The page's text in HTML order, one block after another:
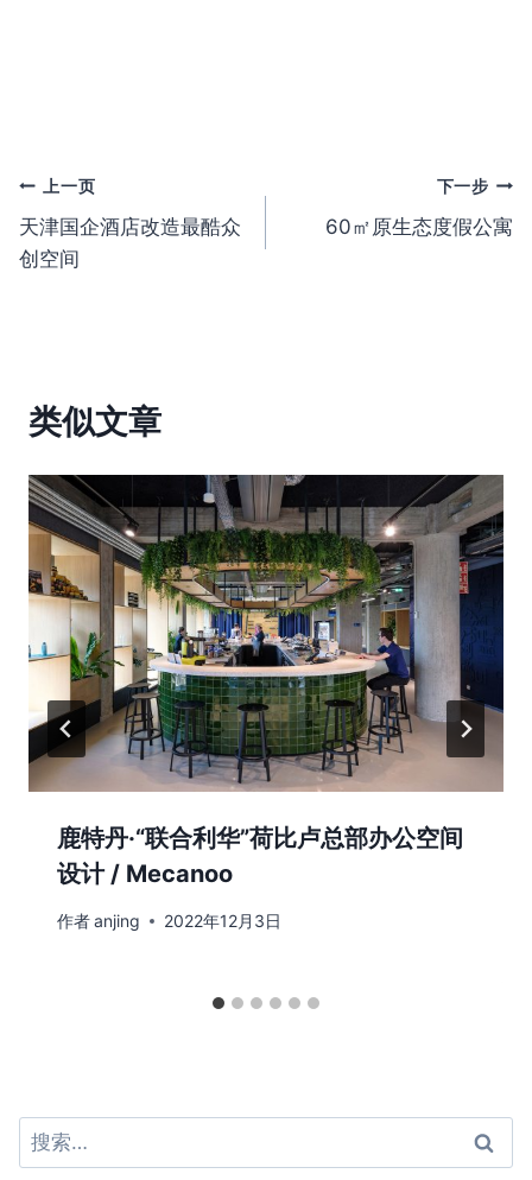
文
章
上一页
天津国企酒店改造最酷众
创空间
下一步
60㎡原生态度假公寓
类似文章
鹿特丹·“联合利华”荷比卢总部办公空间
设计 / Mecanoo
作者anjing 2022年12月3日
搜
索：